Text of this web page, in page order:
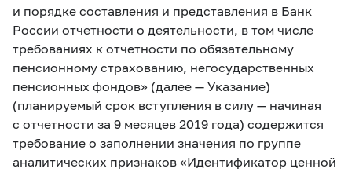
и порядке составления и представления в Банк
России отчетности о деятельности, в том числе
требованиях к отчетности по обязательному
пенсионному страхованию, негосударственных
пенсионных фондов» (далее — Указание)
(планируемый срок вступления в силу — начиная
с отчетности за 9 месяцев 2019 года) содержится
требование о заполнении значения по группе
аналитических признаков «Идентификатор ценной